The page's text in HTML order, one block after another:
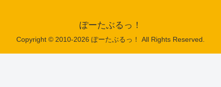
ぽーたぶるっ！
Copyright © 2010-2026 ぽーたぶるっ！ All Rights Reserved.